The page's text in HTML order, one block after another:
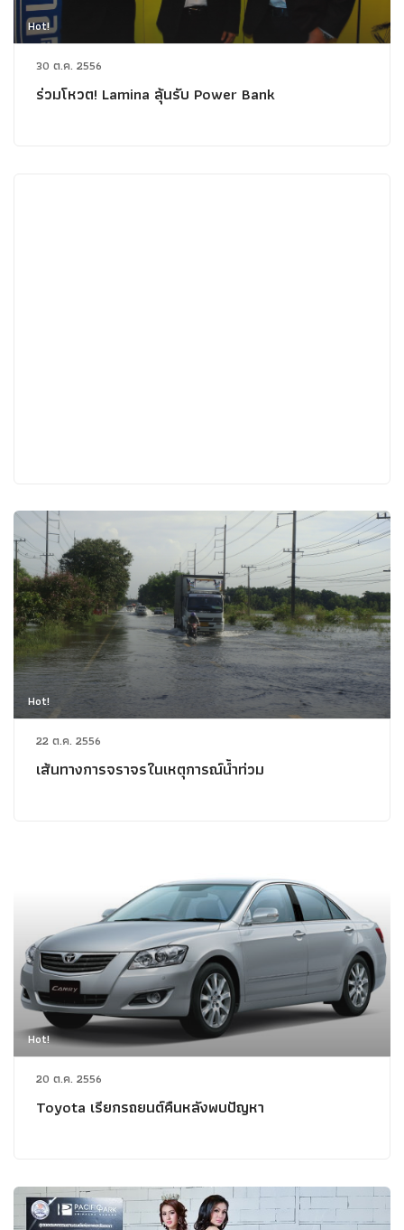
Hot!
30 ต.ค. 2556
ร่วมโหวต! Lamina ลุ้นรับ Power Bank
Hot!
22 ต.ค. 2556
เส้นทางการจราจรในเหตุการณ์น้ำท่วม
Hot!
20 ต.ค. 2556
Toyota เรียกรถยนต์คืนหลังพบปัญหา